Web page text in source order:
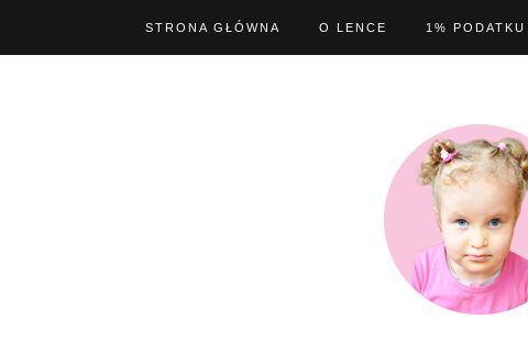
STRONA GŁÓWNA O LENCE 1% PODATKU